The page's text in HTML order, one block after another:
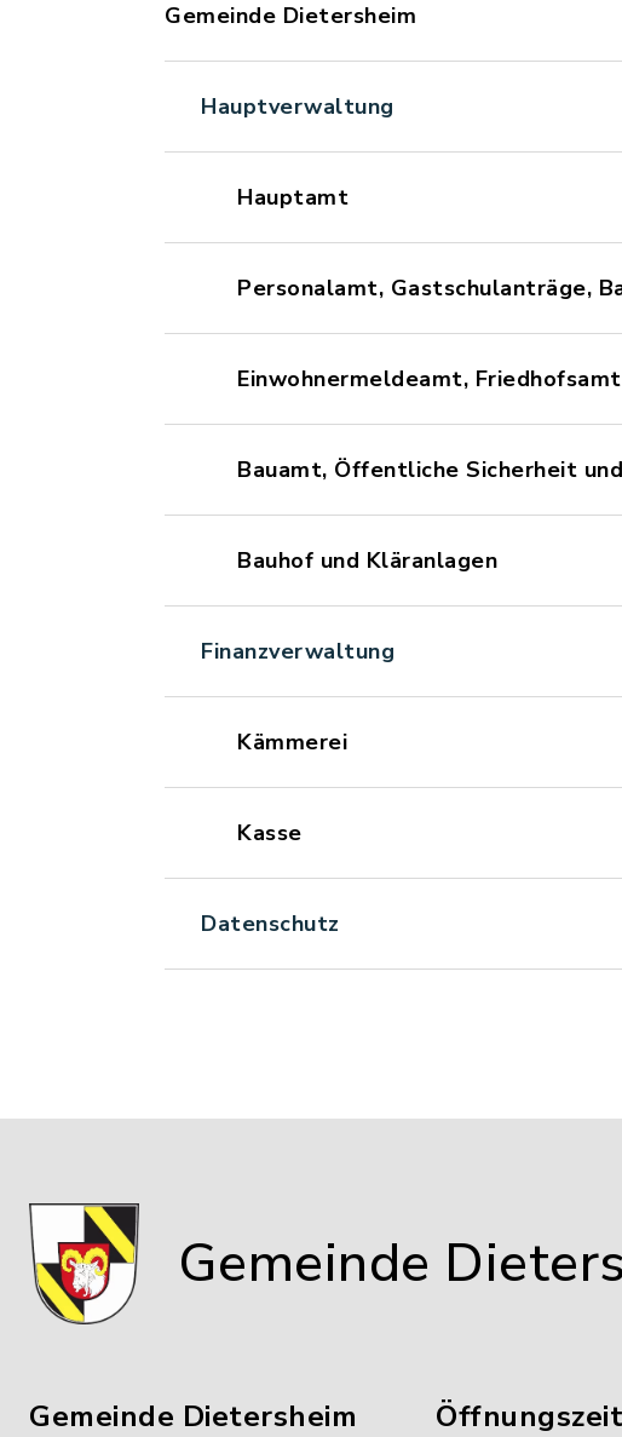
Gemeinde Dietersheim
Hauptverwaltung
Hauptamt
Personalamt, Gastschulanträge,
Einwohnermeldeamt, Friedhofsamt
Bauamt, Öffentliche Sicherheit
Bauhof und Kläranlagen
Finanzverwaltung
Kämmerei
Kasse
Datenschutz
Gemeinde
Gemeinde Dietersheim